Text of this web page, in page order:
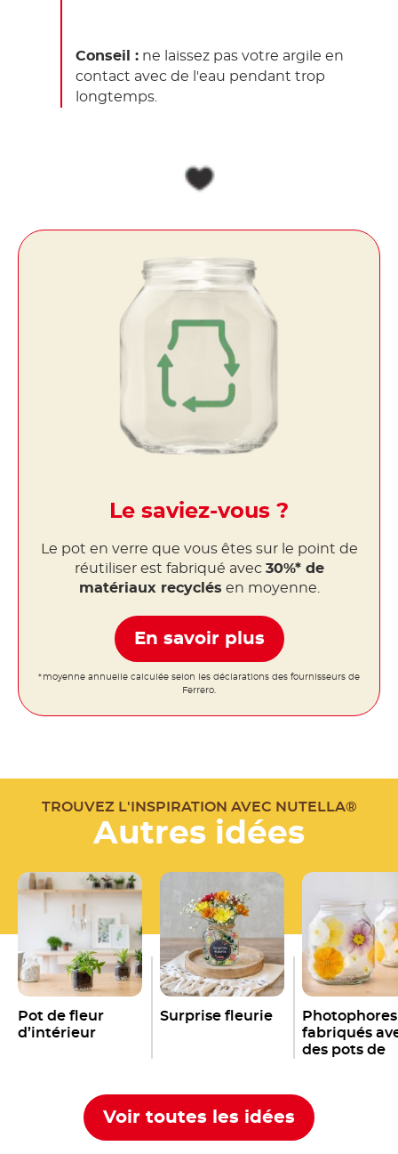
Conseil : ne laissez pas votre argile en
contact avec de l'eau pendant trop
longtemps.
Le saviez-vous ?
Le pot en verre que vous êtes sur le point de
réutiliser est fabriqué avec 30%* de
matériaux recyclés en moyenne.
En savoir plus
*moyenne annuelle calculée selon les déclarations des fournisseurs de
Ferrero.
TROUVEZ L'INSPIRATION AVEC NUTELLA®
Autres idées
Pot de fleur
d’intérieur
Surprise fleurie
Photophores
fabriqués
des pots de
Voir toutes les idées